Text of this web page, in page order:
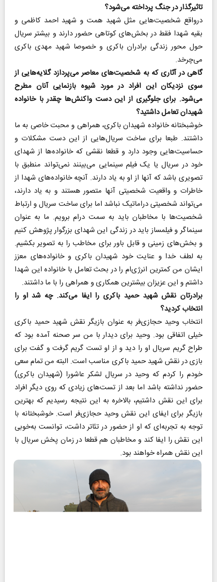
تاثیرگذار در جنگ پرداخته می‌شود؟
درواقع شخصیت‌هایی مثل شهید همت و شهید احمد کاظمی و
بقیه شهدا فقط در بخش‌های کوتاهی حضور دارند و بیشتر سریال
حول محور زندگی برادران باکری و خصوصا شهید مهدی باکری
می‌چرخد.
گاهی در آثاری که به شخصیت‌های معاصر می‌پردازد گلایه‌هایی از
سوی نزدیکان این افراد در مورد شیوه بازنمایی آنان مطرح
می‌شود. برای جلوگیری از این دست واکنش‌ها چقدر با خانواده
شهیدان تعامل داشتید؟
خوشبختانه خانواده شهیدان باکری، همراهی و محبت خاصی به ما
داشتند. طبعا برای ساخت سریال‌هایی از این دست مشکلات و
حساسیت‌هایی وجود دارد و قطعا نقشی که خانواده‌ها از شهدای
خود در سریال یا یک فیلم سینمایی می‌بینند نمی‌تواند منطبق با
تصویری باشد که آنها از او به یاد دارند. آنچه خانواده‌های شهدا از
خاطرات و واقعیت شخصیتی آنها متصور هستند و به یاد دارند،
می‌تواند شخصیتی دراماتیک نباشد اما برای ساخت سریال و ارتباط
شخصیت‌ها با مخاطبان باید به سمت درام برویم. ما به عنوان
سینماگر و فیلمساز باید در زندگی این شهدای بزرگوار پژوهش کنیم
و بخش‌های زمینی و قابل باور برای مخاطب را به تصویر بکشیم.
به لطف خدا و عنایت خود شهیدان باکری و خانواده‌های معزز
ایشان من کمترین انرژی‌ام را در بحث تعامل با خانواده این شهدا
داشتم و این عزیزان بیشترین همکاری و همراهی را با ما داشتند.
برادرتان نقش شهید حمید باکری را ایفا می‌کند. چه شد او را
انتخاب کردید؟
انتخاب وحید حجازی‌فر به عنوان بازیگر نقش شهید حمید باکری
خیلی اتفاقی بود. وحید برای دیدار با من سر صحنه آمده بود که
طراح گریم سریال او را دید و از او تست گریم گرفت و گفت برای
بازی در نقش شهید حمید باکری مناسب است. البته من تمام سعی
خودم را کردم که وحید در سریال لشکر عاشورا (شهیدان باکری)
حضور نداشته باشد اما بعد از تست‌های زیادی که روی دیگر افراد
برای این نقش داشتیم، بالاخره به این نتیجه رسیدیم که بهترین
بازیگر برای ایفای این نقش وحید حجازی‌فر است. خوشبختانه با
توجه به تجربه‌ای که او از حضور در تئاتر داشت، توانست به‌خوبی
این نقش را ایفا کند و مخاطبان هم قطعا در زمان پخش سریال با
این نقش همراه خواهند بود.